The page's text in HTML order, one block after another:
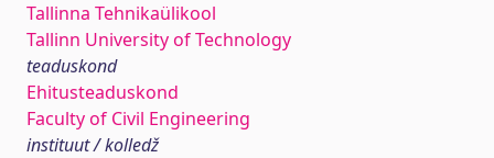
Tallinna Tehnikaülikool
Tallinn University of Technology
teaduskond
Ehitusteaduskond
Faculty of Civil Engineering
instituut / kolledž